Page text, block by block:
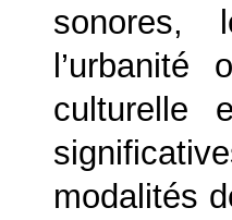
sonores,
l’urbanité
culturelle
modalités